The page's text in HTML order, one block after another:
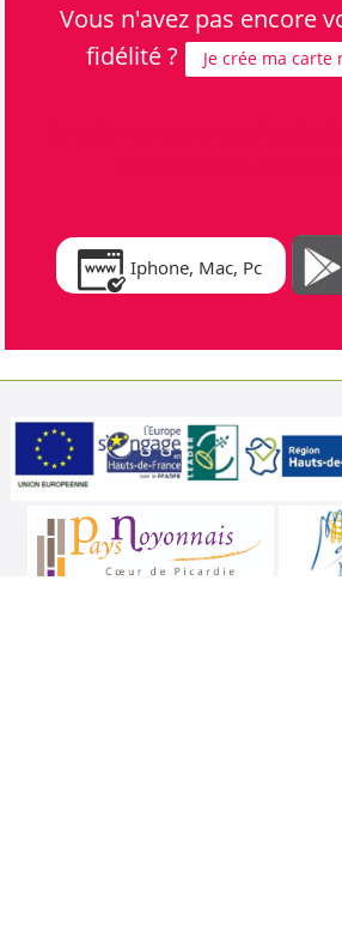
Vous n'avez pas encore
fidélité ?
Je crée ma
Iphone, Mac, Pc